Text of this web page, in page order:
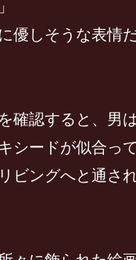
しそうな表情だ
認すると、男
ードが似合って
ングへと通され